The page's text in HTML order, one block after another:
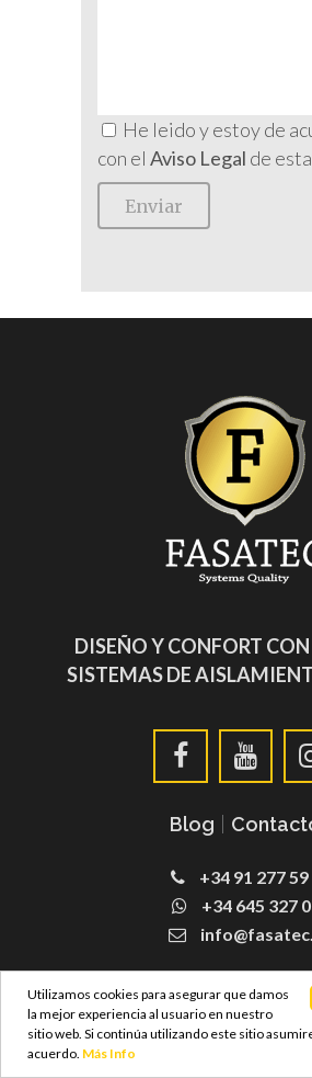
Utilizamos cookies para asegurar que damos
la mejor experiencia al usuario en nuestro
sitio web. Si continúa utilizando este sitio
acuerdo. Más Info
He leido y estoy de
con el Aviso Legal de
DISEÑO Y CONFORT
SISTEMAS DE
Blog
+34 91 277 59
+34 645 327
SATE